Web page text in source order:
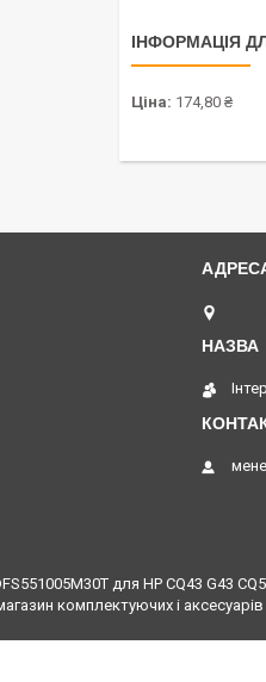
ІНФОРМАЦІЯ
Ціна: 174,80 ₴
для HP CQ43 G43
комплектуючих і